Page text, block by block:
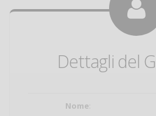
Dettagli del
Nome: